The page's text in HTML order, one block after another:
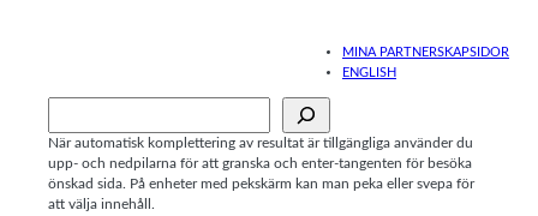
MINA PARTNERSKAPSIDOR
ENGLISH
När automatisk komplettering av resultat är tillgängliga använder du
upp- och nedpilarna för att granska och enter-tangenten för besöka
önskad sida. På enheter med pekskärm kan man peka eller svepa för
att välja innehåll.